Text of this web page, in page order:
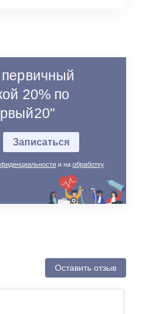
20% по
и на обработку
Оставить отзыв